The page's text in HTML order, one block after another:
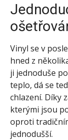
Vinyl se v
hned z
ji jednoduše
teplo, dá se
chlazení. Díky
kterými jsou
oproti
jednodušší.